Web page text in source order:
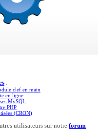
:
clef en main
en ligne
MySQL
PHP
(CRON)
utilisateurs sur notre forum